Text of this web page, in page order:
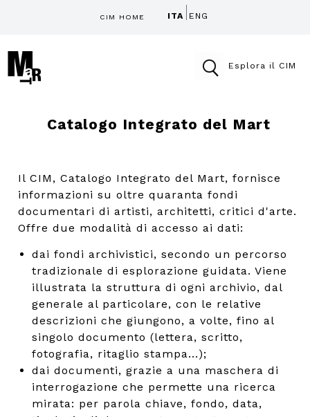
CIM HOME ITA ENG
Esplora il CIM
Catalogo Integrato del Mart
Il CIM, Catalogo Integrato del Mart, fornisce
informazioni su oltre quaranta fondi
documentari di artisti, architetti, critici d'arte.
Offre due modalità di accesso ai dati:
dai fondi archivistici, secondo un percorso
tradizionale di esplorazione guidata. Viene
illustrata la struttura di ogni archivio, dal
generale al particolare, con le relative
descrizioni che giungono, a volte, fino al
singolo documento (lettera, scritto,
fotografia, ritaglio stampa...);
dai documenti, grazie a una maschera di
interrogazione che permette una ricerca
mirata: per parola chiave, fondo, data,